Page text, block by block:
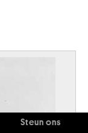
Steun ons